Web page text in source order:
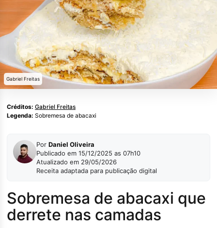
Gabriel Freitas
Créditos: Gabriel Freitas
Legenda: Sobremesa de abacaxi
Por Daniel Oliveira
Publicado em 15/12/2025 as 07h10
Atualizado em 29/05/2026
Receita adaptada para publicação digital
Sobremesa de abacaxi que
derrete nas camadas